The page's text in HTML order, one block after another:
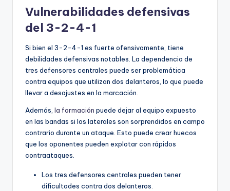
Vulnerabilidades defensivas
del 3-2-4-1
Si bien el 3-2-4-1 es fuerte ofensivamente, tiene
debilidades defensivas notables. La dependencia de
tres defensores centrales puede ser problemática
contra equipos que utilizan dos delanteros, lo que puede
llevar a desajustes en la marcación.
Además, la formación puede dejar al equipo expuesto
en las bandas si los laterales son sorprendidos en campo
contrario durante un ataque. Esto puede crear huecos
que los oponentes pueden explotar con rápidos
contraataques.
Los tres defensores centrales pueden tener
dificultades contra dos delanteros.